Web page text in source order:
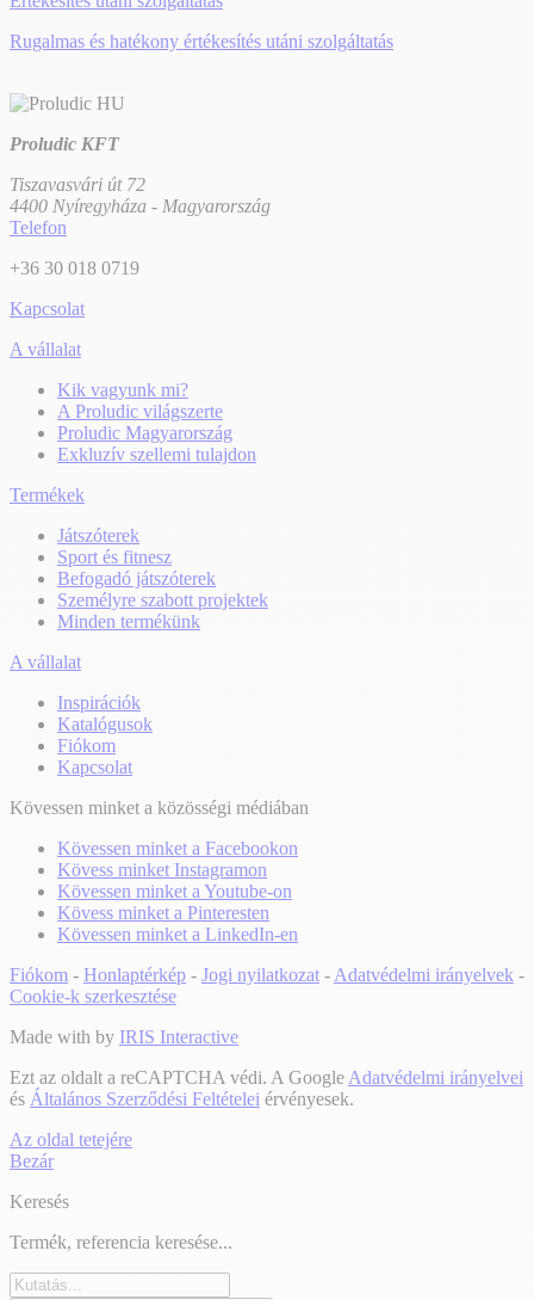
Rugalmas és hatékony értékesítés utáni szolgáltatás
Proludic KFT
Tiszavasvári út 72
4400 Nyíregyháza - Magyarország
Telefon
+36 30 018 0719
Kapcsolat
A vállalat
Kik vagyunk mi?
A Proludic világszerte
Proludic Magyarország
Exkluzív szellemi tulajdon
Termékek
Játszóterek
Sport és fitnesz
Befogadó játszóterek
Személyre szabott projektek
Minden termékünk
A vállalat
Inspirációk
Katalógusok
Fiókom
Kapcsolat
Kövessen minket a közösségi médiában
Kövessen minket a Facebookon
Kövess minket Instagramon
Kövessen minket a Youtube-on
Kövess minket a Pinteresten
Kövessen minket a LinkedIn-en
Fiókom - Honlaptérkép - Jogi nyilatkozat - Adatvédelmi irányelvek -
Cookie-k szerkesztése
Made with by IRIS Interactive
Ezt az oldalt a reCAPTCHA védi. A Google Adatvédelmi irányelvei
és Általános Szerződési Feltételei érvényesek.
Az oldal tetejére
Bezár
Keresés
Termék, referencia keresése...